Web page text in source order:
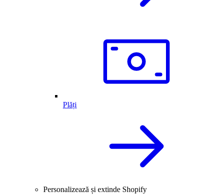
Plăți
Personalizează și extinde Shopify